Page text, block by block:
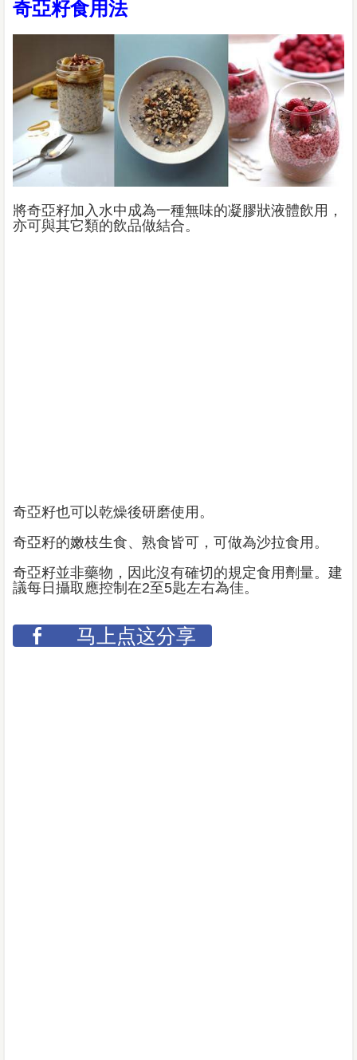
奇亞籽食用法
將奇亞籽加入水中成為一種無味的凝膠狀液體飲用，
亦可與其它類的飲品做結合。
奇亞籽也可以乾燥後研磨使用。
奇亞籽的嫩枝生食、熟食皆可，可做為沙拉食用。
奇亞籽並非藥物，因此沒有確切的規定食用劑量。建
議每日攝取應控制在2至5匙左右為佳。
马上点这分享